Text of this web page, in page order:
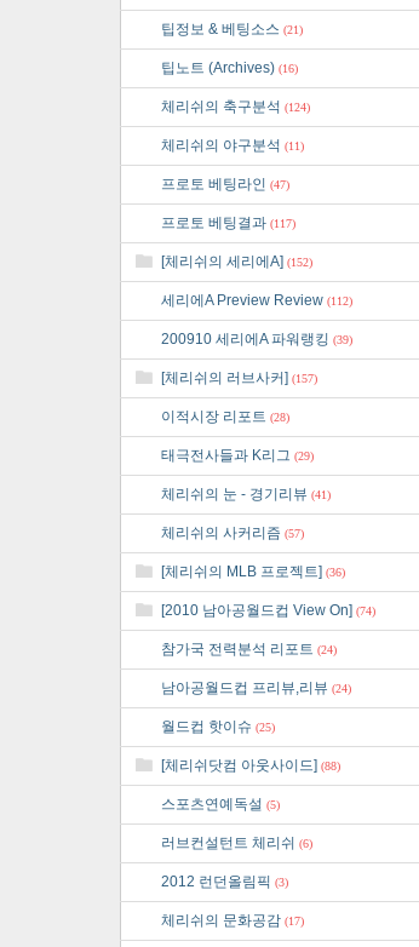
팁정보 & 베팅소스 (21)
팁노트 (Archives) (16)
체리쉬의 축구분석 (124)
체리쉬의 야구분석 (11)
프로토 베팅라인 (47)
프로토 베팅결과 (117)
[체리쉬의 세리에A] (152)
세리에A Preview Review (112)
200910 세리에A 파워랭킹 (39)
[체리쉬의 러브사커] (157)
이적시장 리포트 (28)
태극전사들과 K리그 (29)
체리쉬의 눈 - 경기리뷰 (41)
체리쉬의 사커리즘 (57)
[체리쉬의 MLB 프로젝트] (36)
[2010 남아공월드컵 View On] (74)
참가국 전력분석 리포트 (24)
남아공월드컵 프리뷰,리뷰 (24)
월드컵 핫이슈 (25)
[체리쉬닷컴 아웃사이드] (88)
스포츠연예독설 (5)
러브컨설턴트 체리쉬 (6)
2012 런던올림픽 (3)
체리쉬의 문화공감 (17)